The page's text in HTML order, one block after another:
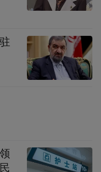
国家为泰国，搜索
、新加坡、马来
内游客最关注的
预计东南亚和南